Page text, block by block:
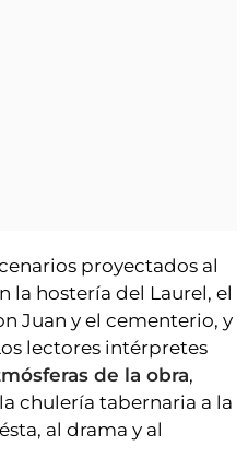
proyectados al
la hostería del Laurel, el
Juan y el cementerio, y
lectores intérpretes
de la obra,
chulería tabernaria a la
al drama y al